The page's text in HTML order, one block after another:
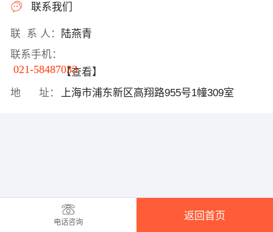
联系我们
联 系 人：
陆燕青
联系手机：
021-58487033【查看】
地 址：
上海市浦东新区高翔路955号1幢309室
电话咨询
返回首页